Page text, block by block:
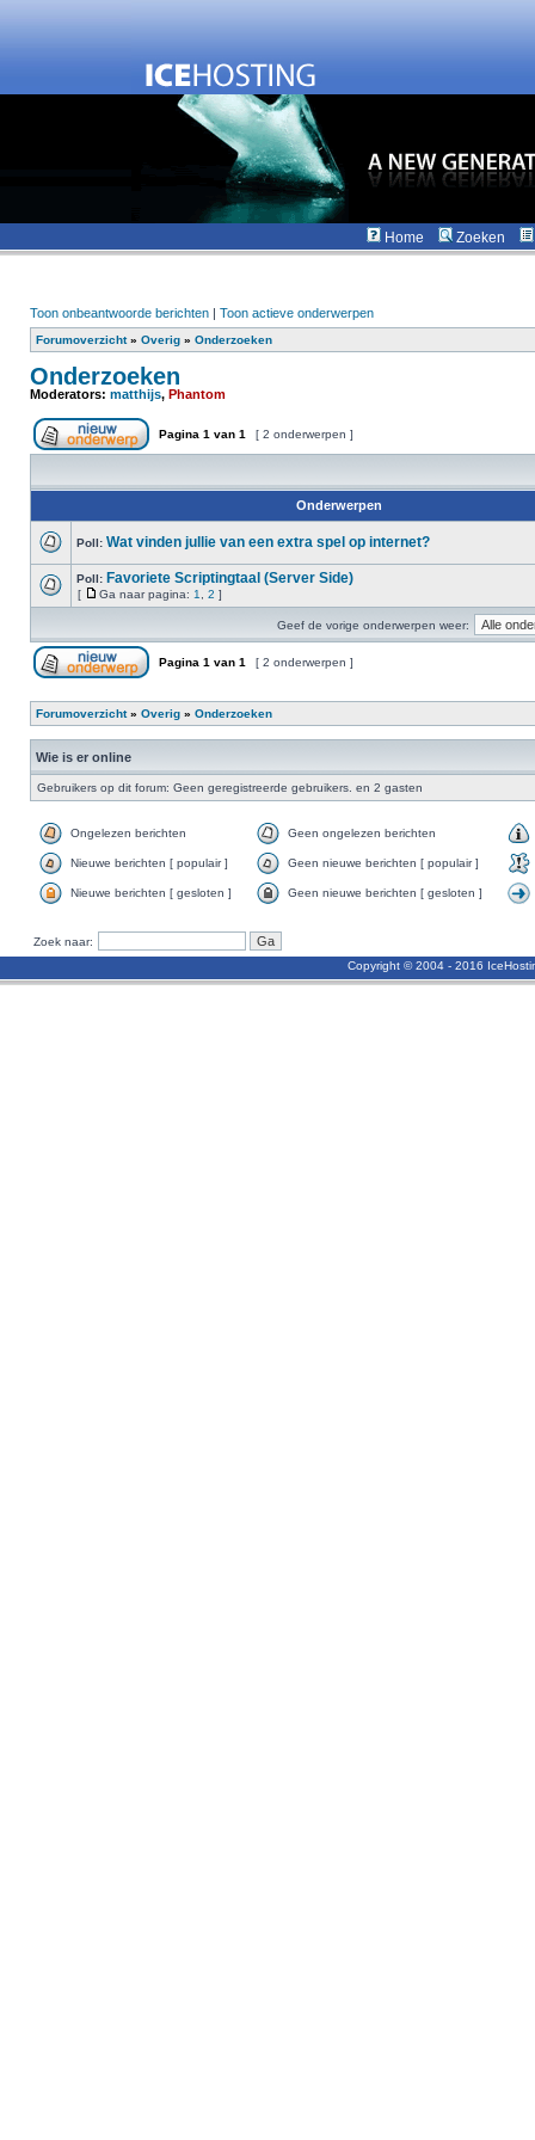
Home Zoeken
Toon onbeantwoorde berichten | Toon actieve onderwerpen
Forumoverzicht» Overig » Onderzoeken
Onderzoeken
Moderators: matthijs, Phantom
Pagina 1 van 1 [ 2 onderwerpen ]
Onderwerpen
Poll: Wat vinden jullie van een extra spel op internet?
Poll: Favoriete Scriptingtaal (Server Side)
[ Ga naar pagina: 1 2 ]
Geef de vorige onderwerpen weer:
Pagina 1 van 1 [ 2 onderwerpen ]
Forumoverzicht» Overig » Onderzoeken
Wie is er online
Gebruikers op dit forum: Geen geregistreerde gebruikers. en 2 gasten
Ongelezen berichten Geen ongelezen berichten
Nieuwe berichten [ populair ] Geen nieuwe berichten [ populair ]
Nieuwe berichten [ gesloten ] Geen nieuwe berichten [ gesloten ]
Zoek naar:
Copyright © 2004 - 2016